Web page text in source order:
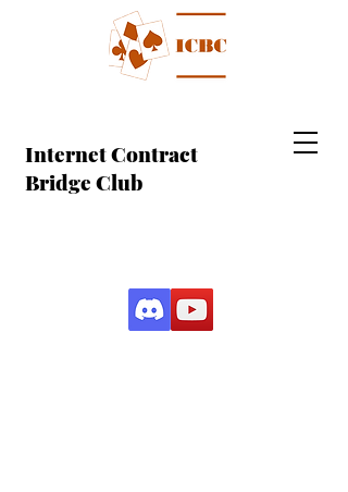
Internet Contract
Bridge Club